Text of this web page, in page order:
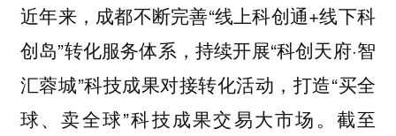
近年来，成都不断完善“线上科创通+线下科
创岛”转化服务体系，持续开展“科创天府·智
汇蓉城”科技成果对接转化活动，打造“买全
球、卖全球”科技成果交易大市场。截至